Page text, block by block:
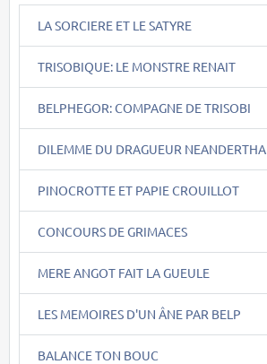
LA SORCIERE ET LE SATYRE
TRISOBIQUE: LE MONSTRE RENAIT
BELPHEGOR: COMPAGNE DE TRISOBI
DILEMME DU DRAGUEUR NEANDERTHA
PINOCROTTE ET PAPIE CROUILLOT
CONCOURS DE GRIMACES
MERE ANGOT FAIT LA GUEULE
LES MEMOIRES D'UN ÂNE PAR BELP
BALANCE TON BOUC